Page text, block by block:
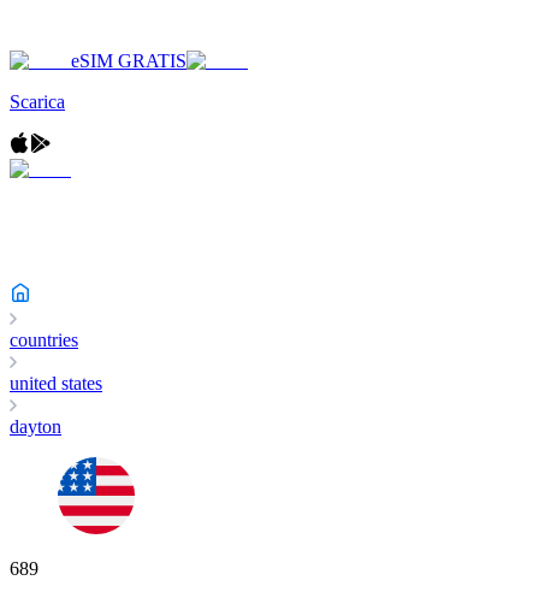
eSIM GRATIS
Scarica
countries
united states
dayton
689